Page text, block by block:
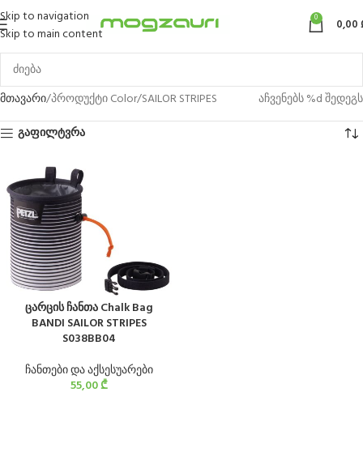
Skip to navigation
Skip to main content
0 0,00
მთავარი პროდუქტი Color SAILOR STRIPES
აჩვენებს %d შედეგს
გაფილტვრა
ცარცის ჩანთა Chalk Bag
BANDI SAILOR STRIPES
S038BB04
ჩანთები და აქსესუარები
55,00₾